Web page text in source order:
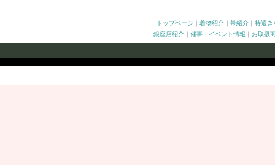
トップページ ｜ 着物紹介 ｜ 帯紹介 ｜ 特選き
銀座店紹介 ｜ 催事・イベント情報 ｜ お取扱